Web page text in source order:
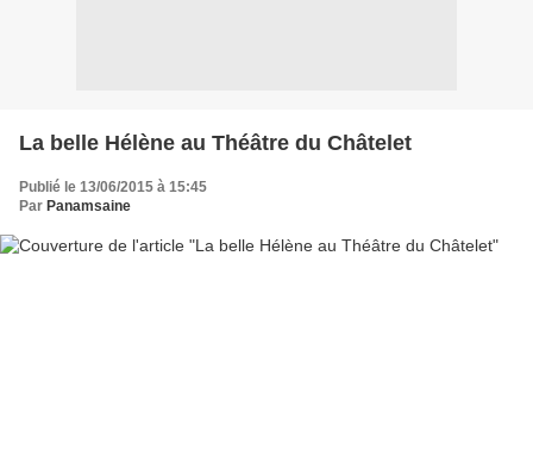
La belle Hélène au Théâtre du Châtelet
Publié le 13/06/2015 à 15:45
Par Panamsaine